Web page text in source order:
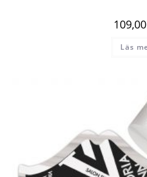
109,00
Läs